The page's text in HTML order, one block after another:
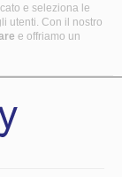
e seleziona le
utenti. Con il nostro
e offriamo un